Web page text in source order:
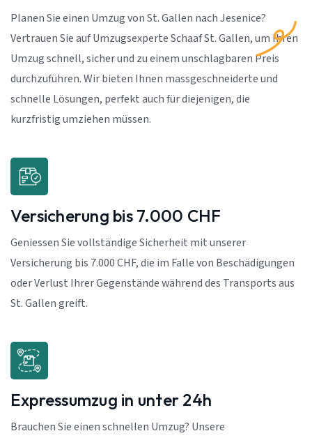
Planen Sie einen Umzug von St. Gallen nach Jesenice?
Vertrauen Sie auf Umzugsexperte Schaaf St. Gallen, um Ihren
Umzug schnell, sicher und zu einem unschlagbaren Preis
durchzuführen. Wir bieten Ihnen massgeschneiderte und
schnelle Lösungen, perfekt auch für diejenigen, die
kurzfristig umziehen müssen.
Versicherung bis 7.000 CHF
Geniessen Sie vollständige Sicherheit mit unserer
Versicherung bis 7.000 CHF, die im Falle von Beschädigungen
oder Verlust Ihrer Gegenstände während des Transports aus
St. Gallen greift.
Expressumzug in unter 24h
Brauchen Sie einen schnellen Umzug? Unsere